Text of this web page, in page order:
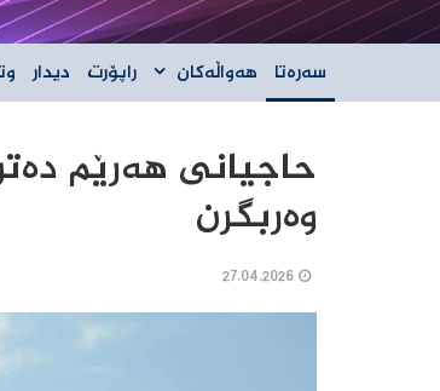
سەرەتا هەواڵەکان راپۆرت دیدار
حاجیانی هەرێم
وەربگرن